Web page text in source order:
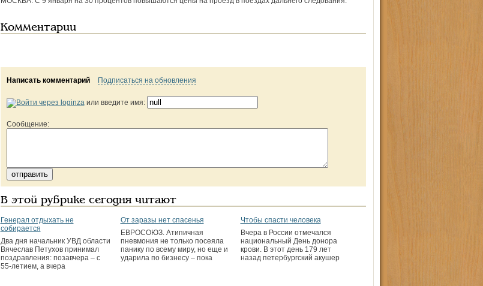
Комментарии
Написать комментарий Подписаться на обновления
или введите имя:
Сообщение:
В этой рубрике сегодня читают
Генерал отдыхать не
собирается
Два дня начальник УВД области
Вячеслав Петухов принимал
поздравления: позавчера – с
55-летием, а вчера
От заразы нет спасенья
ЕВРОСОЮЗ. Атипичная
пневмония не только посеяла
панику по всему миру, но еще и
ударила по бизнесу – пока
Чтобы спасти человека
Вчера в России отмечался
национальный День донора
крови. В этот день 179 лет
назад петербургский акушер